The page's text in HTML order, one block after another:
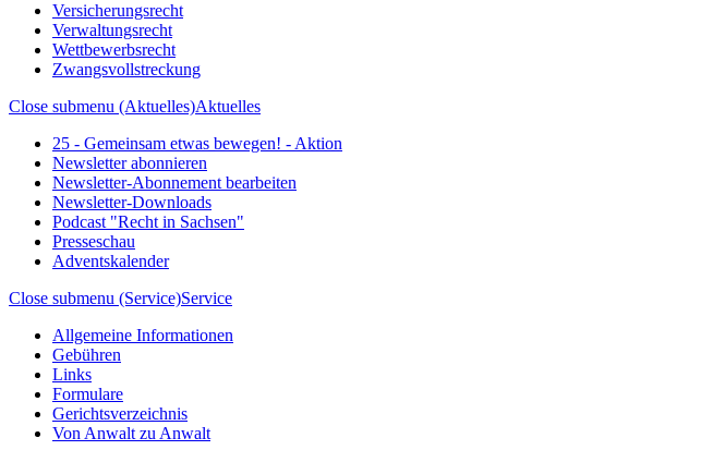
Versicherungsrecht
Verwaltungsrecht
Wettbewerbsrecht
Zwangsvollstreckung
Close submenu (Aktuelles)Aktuelles
25 - Gemeinsam etwas bewegen! - Aktion
Newsletter abonnieren
Newsletter-Abonnement bearbeiten
Newsletter-Downloads
Podcast "Recht in Sachsen"
Presseschau
Adventskalender
Close submenu (Service)Service
Allgemeine Informationen
Gebühren
Links
Formulare
Gerichtsverzeichnis
Von Anwalt zu Anwalt